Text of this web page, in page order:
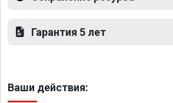
Гарантия 5 лет
Ваши действия: